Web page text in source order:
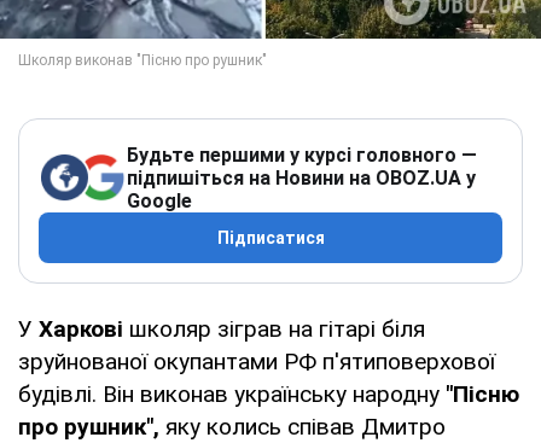
Будьте першими у курсі головного —
підпишіться на Новини на OBOZ.UA у
Google
Підписатися
У Харкові школяр зіграв на гітарі біля
зруйнованої окупантами РФ п'ятиповерхової
будівлі. Він виконав українську народну "Пісню
про рушник", яку колись співав Дмитро